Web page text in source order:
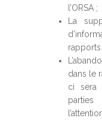
l’ORSA ;
La
rapports
dans le
ci sera